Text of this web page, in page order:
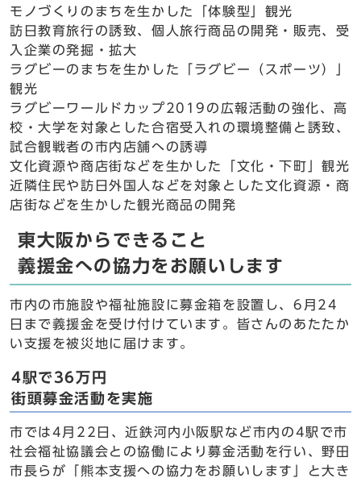
モノづくりのまちを生かした「体験型」観光
訪日教育旅行の誘致、個人旅行商品の開発・販売、受
入企業の発掘・拡大
ラグビーのまちを生かした「ラグビー（スポーツ）」
観光
ラグビーワールドカップ2019の広報活動の強化、高
校・大学を対象とした合宿受入れの環境整備と誘致、
試合観戦者の市内店舗への誘導
文化資源や商店街などを生かした「文化・下町」観光
近隣住民や訪日外国人などを対象とした文化資源・商
店街などを生かした観光商品の開発
東大阪からできること
義援金への協力をお願いします
市内の市施設や福祉施設に募金箱を設置し、6月24
日まで義援金を受け付けています。皆さんのあたたか
い支援を被災地に届けます。
4駅で36万円
街頭募金活動を実施
市では4月22日、近鉄河内小阪駅など市内の4駅で市
社会福祉協議会との協働により募金活動を行い、野田
市長らが「熊本支援への協力をお願いします」と大き